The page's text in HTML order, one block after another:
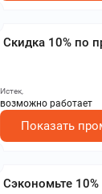
Скидка 10% по
Истек,
возможно работает
Показать
Сэкономьте